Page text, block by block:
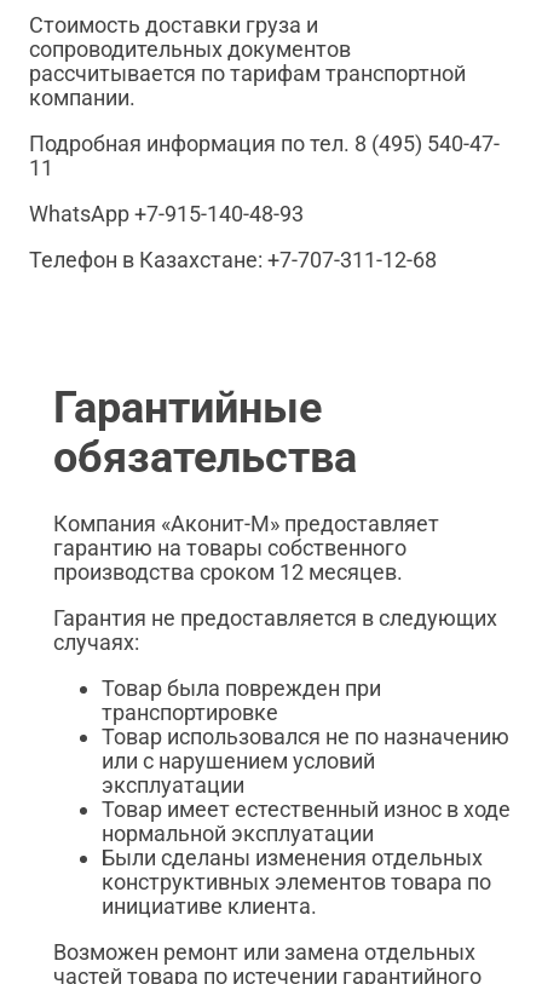
Стоимость доставки груза и
сопроводительных документов
рассчитывается по тарифам транспортной
компании.
Подробная информация по тел. 8 (495) 540-47-
11
WhatsApp +7-915-140-48-93
Телефон в Казахстане: +7-707-311-12-68
Гарантийные
обязательства
Компания «Аконит-М» предоставляет
гарантию на товары собственного
производства сроком 12 месяцев.
Гарантия не предоставляется в следующих
случаях:
Товар была поврежден при
транспортировке
Товар использовался не по назначению
или с нарушением условий
эксплуатации
Товар имеет естественный износ в ходе
нормальной эксплуатации
Были сделаны изменения отдельных
конструктивных элементов товара по
инициативе клиента.
Возможен ремонт или замена отдельных
частей товара по истечении гарантийного